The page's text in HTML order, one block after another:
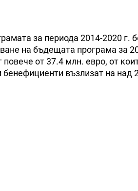
за периода 2014-2020 г.
на бъдещата програма за
от 37.4 млн. евро, от
възлизат на над